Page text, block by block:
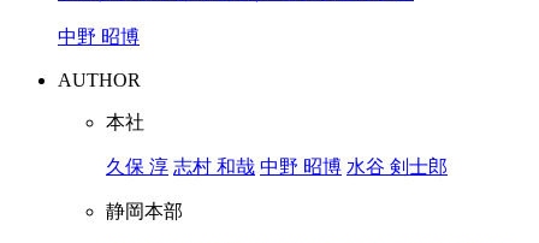
中野 昭博
AUTHOR
本社
久保 淳 志村 和哉 中野 昭博 水谷 剣士郎
静岡本部